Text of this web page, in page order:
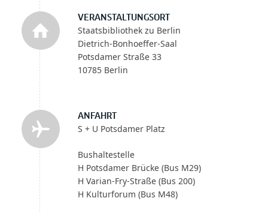
VERANSTALTUNGSORT
Staatsbibliothek zu Berlin
Dietrich-Bonhoeffer-Saal
Potsdamer Straße 33
10785 Berlin
ANFAHRT
S + U Potsdamer Platz
Bushaltestelle
H Potsdamer Brücke (Bus M29)
H Varian-Fry-Straße (Bus 200)
H Kulturforum (Bus M48)